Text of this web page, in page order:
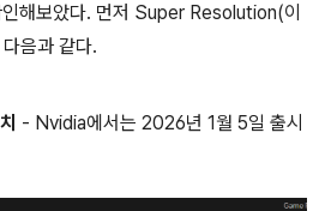
해보았다. 먼저 Super Resolution(이
음과 같다.
- Nvidia에서는 2026년 1월 5일 출시